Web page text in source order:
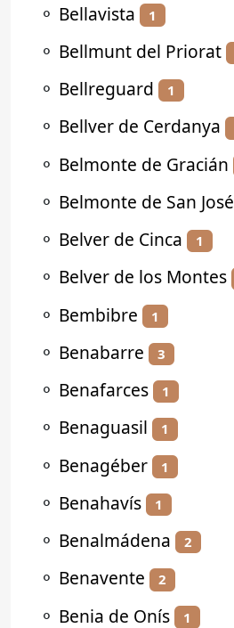
⚬ Bellavista 1
⚬ Bellmunt del Priorat
⚬ Bellreguard 1
⚬ Bellver de Cerdanya
⚬ Belmonte de Gracián
⚬ Belmonte de San José
⚬ Belver de Cinca 1
⚬ Belver de los Montes
⚬ Bembibre 1
⚬ Benabarre 3
⚬ Benafarces 1
⚬ Benaguasil 1
⚬ Benagéber 1
⚬ Benahavís 1
⚬ Benalmádena 2
⚬ Benavente 2
⚬ Benia de Onís 1